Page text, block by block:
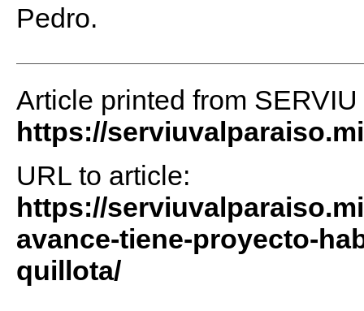
Pedro.
Article printed from
https://
URL to article:
https://
avance-tiene-proyecto-
quillota/